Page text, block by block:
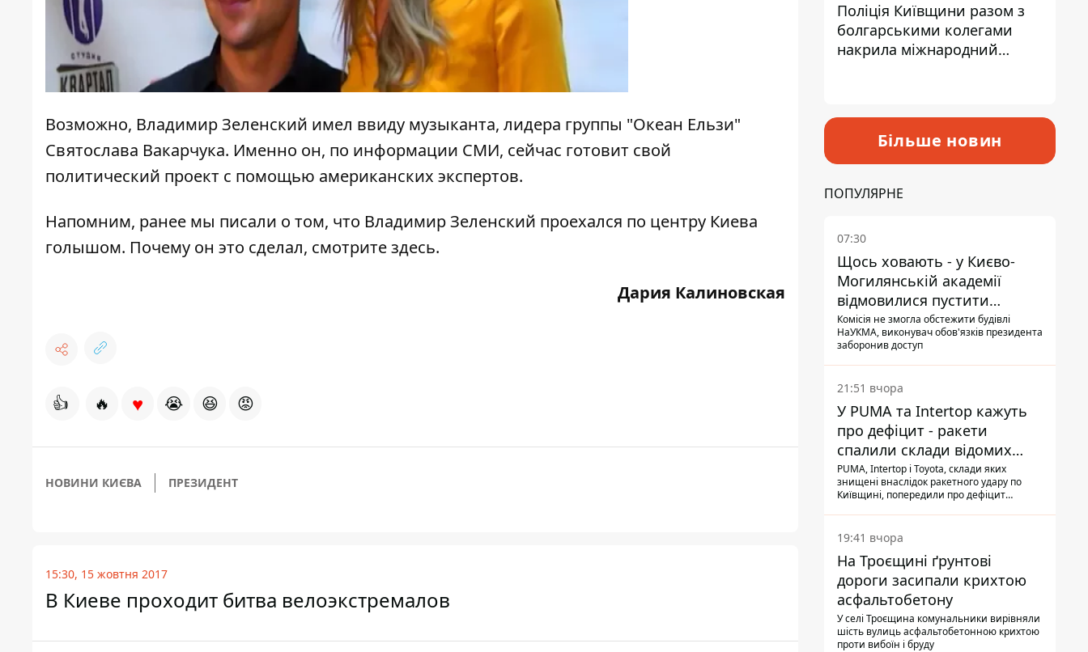
Возможно, Владимир Зеленский имел ввиду музыканта, лидера группы "Океан Ельзи"
Святослава Вакарчука. Именно он, по информации СМИ, сейчас готовит свой
политический проект с помощью американских экспертов.
Напомним, ранее мы писали о том, что Владимир Зеленский проехался по центру Киева
голышом. Почему он это сделал, смотрите здесь.
Дария Калиновская
👍 🔥 ♥ 😭 😆 😡
НОВИНИ КИЄВА ПРЕЗИДЕНТ
15:30, 15 жовтня 2017
В Киеве проходит битва велоэкстремалов
Поліція Київщини разом з
болгарськими колегами
накрила міжнародний
Більше новин
ПОПУЛЯРНЕ
07:30
Щось ховають - у Києво-
Могилянській академії
відмовилися пустити
комісію з охорони пам'яток
на територію
Комісія не змогла обстежити будівлі
НаУКМА, виконувач обов'язків президента
заборонив доступ
21:51 вчора
У PUMA та Intertop кажуть
про дефіцит - ракети
спалили склади відомих
брендів
PUMA, Intertop і Toyota, склади яких
знищені внаслідок ракетного удару по
Київщині, попередили про дефіцит
19:41 вчора
На Троєщині ґрунтові
дороги засипали крихтою
асфальтобетону
У селі Троєщина комунальники вирівняли
шість вулиць асфальтобетонною крихтою
проти вибоїн і бруду